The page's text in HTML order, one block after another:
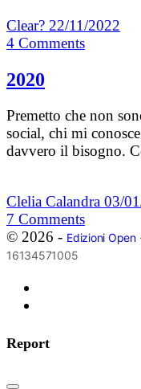
Clear? 22/11/2022
4 Comments
2020
Premetto che non
social, chi mi
davvero il bisogno.
Clelia Calandra 03/
7 Comments
© 2026 - Edizioni Open
16134571005
Report